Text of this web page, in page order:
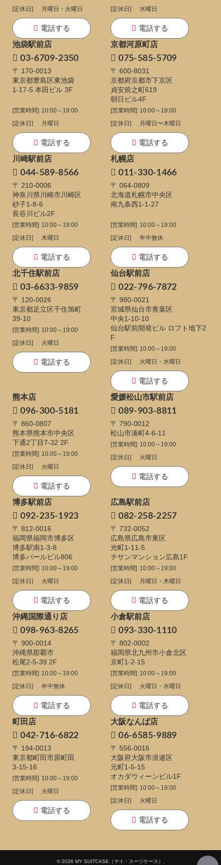
[定休日]
月曜日・火曜日
電話する
[定休日]
水曜日
電話する
池袋駅前店
03-6709-2350
〒 170-0013
東京都豊島区東池袋
1-17-5 本田ビル 3F
[営業時間] 10:00～19:00
[定休日]
月曜日
電話する
京都河原町店
075-585-5709
〒 600-8031
京都府京都市下京区
貞安前之町619
朝日ビル4F
[営業時間] 10:00～19:00
[定休日]
月曜日〜木曜日
電話する
川崎駅前店
044-589-8566
〒 210-0006
神奈川県川崎市川崎区
砂子1-8-6
長谷川ビル2F
[営業時間] 10:00～19:00
[定休日]
木曜日
電話する
札幌店
011-330-1466
〒 064-0809
北海道札幌市中央区
南九条西1-1-27
[営業時間] 10:00～19:00
[定休日]
年中無休
電話する
北千住駅前店
03-6633-9859
〒 120-0026
東京都足立区千住旭町
39-10
[営業時間] 10:00～19:00
[定休日]
火曜日
電話する
仙台駅前店
022-796-7872
〒 980-0021
宮城県仙台市青葉区
中央1-10-10
仙台駅前開発ビル ロフト地下2
F
[営業時間] 10:00～19:00
[定休日]
火曜日・水曜日
電話する
熊本店
096-300-5181
〒 860-0807
熊本県熊本市中央区
下通2丁目7-32 2F
[営業時間] 10:00～19:00
[定休日]
火曜日
電話する
愛媛松山市駅前店
089-903-8811
〒 790-0012
松山市湊町4-6-11
[営業時間] 10:00～19:00
[定休日]
火曜日
電話する
博多駅前店
092-235-1923
〒 812-0016
福岡県福岡市博多区
博多駅南1-3-8
博多パールビル806
[営業時間] 10:00～19:00
[定休日]
火曜日
電話する
広島駅前店
082-258-2257
〒 732-0052
広島県広島市東区
光町1-11-5
チサンマンション広島1F
[営業時間] 10:00～19:00
[定休日]
月曜日・木曜日
電話する
沖縄国際通り店
098-963-8265
〒 900-0014
沖縄県那覇市
松尾2-5-39 2F
[営業時間] 10:00～19:00
[定休日]
年中無休
電話する
小倉駅前店
093-330-1110
〒 802-0002
福岡県北九州市小倉北区
京町1-2-15
[営業時間] 10:00～19:00
[定休日]
火曜日・水曜日
電話する
町田店
042-716-6822
〒 194-0013
東京都町田市原町田
3-15-16
[営業時間] 10:00～19:00
[定休日]
火曜日
電話する
大阪なんば店
06-6585-9889
〒 556-0016
大阪府大阪市浪速区
元町1-5-15
オカダウィーンビル1F
[営業時間] 10:00～19:00
[定休日]
火曜日
電話する
© 2026 MY SUITCASE（マイ・スーツケース）,